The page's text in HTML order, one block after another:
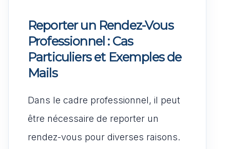
Reporter un Rendez-Vous
Professionnel : Cas
Particuliers et Exemples de
Mails
Dans le cadre professionnel, il peut
être nécessaire de reporter un
rendez-vous pour diverses raisons.